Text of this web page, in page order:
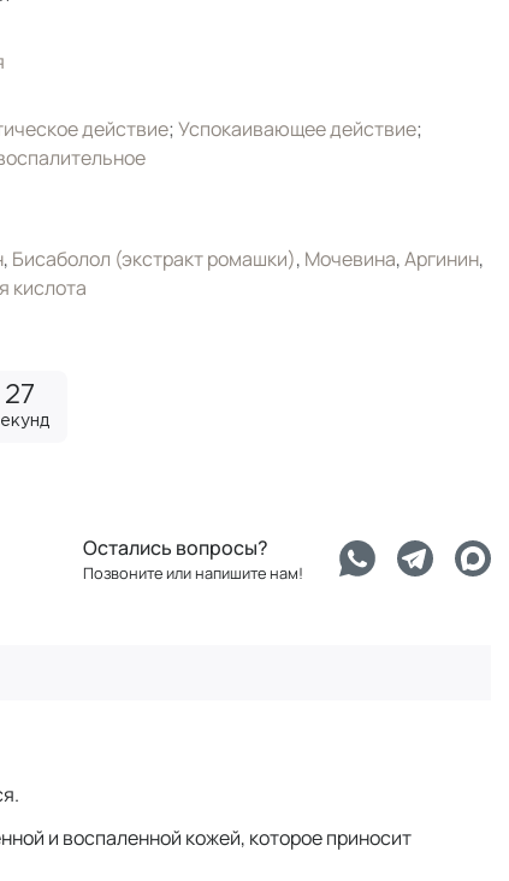
действие;Успокаивающее действие;
, Бисаболол (экстракт ромашки), Мочевина,Аргинин,
кислота
26
Остались вопросы?
Позвоните или напишите нам!
и воспаленной кожей, которое приносит